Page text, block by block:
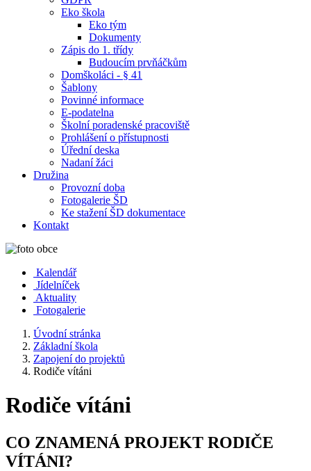
Eko škola
Eko tým
Dokumenty
Zápis do 1. třídy
Budoucím prvňáčkům
Domškoláci - § 41
Šablony
Povinné informace
E-podatelna
Školní poradenské pracoviště
Prohlášení o přístupnosti
Úřední deska
Nadaní žáci
Družina
Provozní doba
Fotogalerie ŠD
Ke stažení ŠD dokumentace
Kontakt
Kalendář
Jídelníček
Aktuality
Fotogalerie
Úvodní stránka
Základní škola
Zapojení do projektů
Rodiče vítáni
Rodiče vítáni
CO ZNAMENÁ PROJEKT RODIČE
VÍTÁNI?